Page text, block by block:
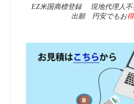
EZ米国商標登録 現地代理人不
出願 円安でもお得